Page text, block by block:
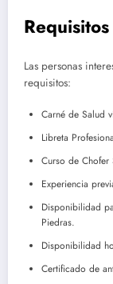
Las personas
requisitos:
Carné de Salud
Libreta
Curso de Chofer
Experiencia
Disponibilidad
Piedras.
Disponibilidad
Certificado de